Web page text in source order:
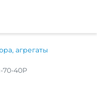
агрегаты
70-40P